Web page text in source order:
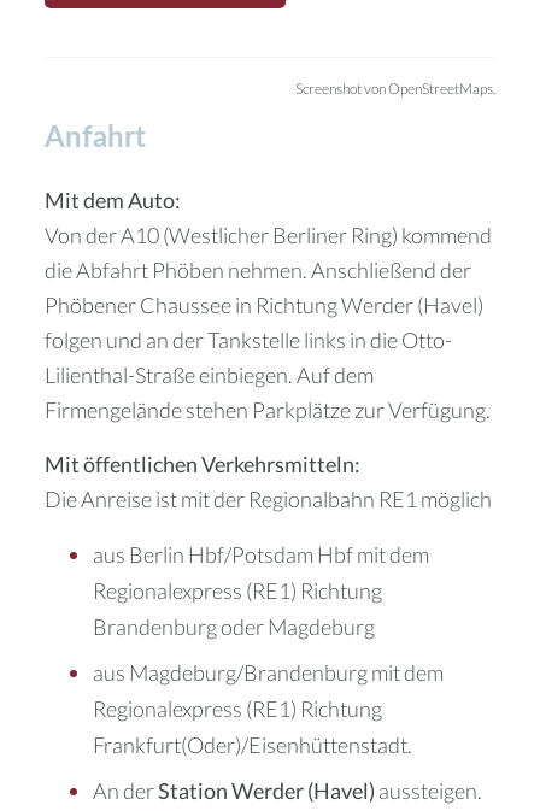
Screenshot von OpenStreetMaps.
Anfahrt
Mit dem Auto:
Von der A10 (Westlicher Berliner Ring) kommend
die Abfahrt Phöben nehmen. Anschließend der
Phöbener Chaussee in Richtung Werder (Havel)
folgen und an der Tankstelle links in die Otto-
Lilienthal-Straße einbiegen. Auf dem
Firmengelände stehen Parkplätze zur Verfügung.
Mit öffentlichen Verkehrsmitteln:
Die Anreise ist mit der Regionalbahn RE1 möglich
aus Berlin Hbf/Potsdam Hbf mit dem
Regionalexpress (RE1) Richtung
Brandenburg oder Magdeburg
aus Magdeburg/Brandenburg mit dem
Regionalexpress (RE1) Richtung
Frankfurt(Oder)/Eisenhüttenstadt.
An derStation Werder (Havel) aussteigen.